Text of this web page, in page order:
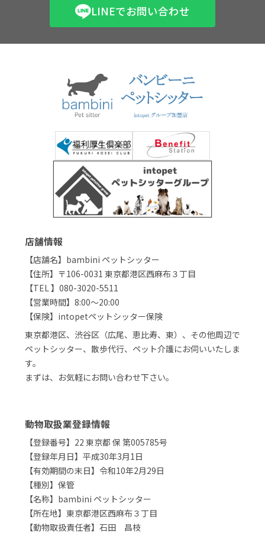
LINEでお問い合わせ
店舗情報
【店舗名】bambini ペットシッター
【住所】〒106-0031 東京都港区西麻布３丁目
【TEL 】080-3020-5511
【営業時間】8:00～20:00
【保険】intopetペットシッター保険
東京都港区、渋谷区（広尾、恵比寿、東）、その他周辺で
ペットシッター、散歩代行、ペット介護にお伺いいたしま
す。
まずは、お気軽にお問い合わせ下さい。
動物取扱業登録情報
【登録番号】22 東京都 保 第005785号
【登録年月日】平成30年3月1日
【有効期間の末日】令和10年2月29日
【種別】保管
【名称】bambini ペットシッター
【所在地】東京都港区西麻布３丁目
【動物取扱責任者】石田 昌枝